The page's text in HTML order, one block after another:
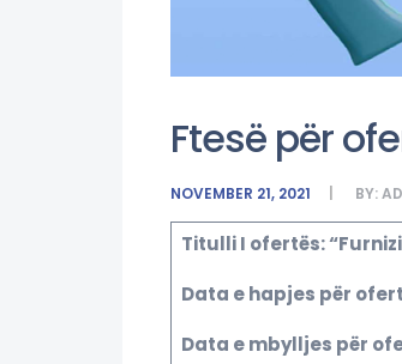
Ftesë për
NOVEMBER 21, 2021 BY:
Titulli I ofertës:
Data e hapjes për
Data e mbylljes për